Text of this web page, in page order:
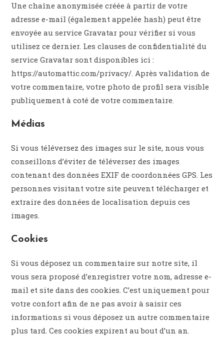
Une chaîne anonymisée créée à partir de votre
adresse e-mail (également appelée hash) peut être
envoyée au service Gravatar pour vérifier si vous
utilisez ce dernier. Les clauses de confidentialité du
service Gravatar sont disponibles ici :
https://automattic.com/privacy/. Après validation de
votre commentaire, votre photo de profil sera visible
publiquement à coté de votre commentaire.
Médias
Si vous téléversez des images sur le site, nous vous
conseillons d’éviter de téléverser des images
contenant des données EXIF de coordonnées GPS. Les
personnes visitant votre site peuvent télécharger et
extraire des données de localisation depuis ces
images.
Cookies
Si vous déposez un commentaire sur notre site, il
vous sera proposé d’enregistrer votre nom, adresse e-
mail et site dans des cookies. C’est uniquement pour
votre confort afin de ne pas avoir à saisir ces
informations si vous déposez un autre commentaire
plus tard. Ces cookies expirent au bout d’un an.